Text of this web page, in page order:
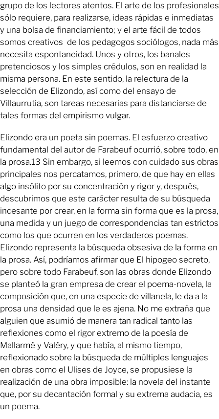
grupo de los lectores atentos. El arte de los profesionales
sólo requiere, para realizarse, ideas rápidas e inmediatas
y una bolsa de financiamiento; y el arte fácil de todos
somos creativos de los pedagogos sociólogos, nada más
necesita espontaneidad. Unos y otros, los banales
pretenciosos y los simples crédulos, son en realidad la
misma persona. En este sentido, la relectura de la
selección de Elizondo, así como del ensayo de
Villaurrutia, son tareas necesarias para distanciarse de
tales formas del empirismo vulgar.
Elizondo era un poeta sin poemas. El esfuerzo creativo
fundamental del autor de Farabeuf ocurrió, sobre todo, en
la prosa.13 Sin embargo, si leemos con cuidado sus obras
principales nos percatamos, primero, de que hay en ellas
algo insólito por su concentración y rigor y, después,
descubrimos que este carácter resulta de su búsqueda
incesante por crear, en la forma sin forma que es la prosa,
una medida y un juego de correspondencias tan estrictos
como los que ocurren en los verdaderos poemas.
Elizondo representa la búsqueda obsesiva de la forma en
la prosa. Así, podríamos afirmar que El hipogeo secreto,
pero sobre todo Farabeuf, son las obras donde Elizondo
se planteó la gran empresa de crear el poema-novela, la
composición que, en una especie de villanela, le da a la
prosa una densidad que le es ajena. No me extraña que
alguien que asumió de manera tan radical tanto las
reflexiones como el rigor extremo de la poesía de
Mallarmé y Valéry, y que había, al mismo tiempo,
reflexionado sobre la búsqueda de múltiples lenguajes
en obras como el Ulises de Joyce, se propusiese la
realización de una obra imposible: la novela del instante
que, por su decantación formal y su extrema audacia, es
un poema.